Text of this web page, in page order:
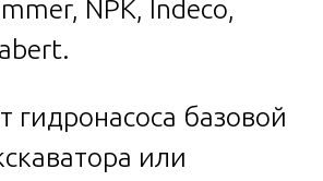
NPK, Indeco,
гидронасоса базовой
или